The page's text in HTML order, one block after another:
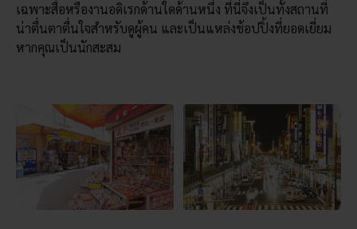
เฉพาะสื่อหรืองานอดิเรกด้านใดด้านหนึ่ง ที่นี่จึงเป็นทั้งสถานที่
น่าตื่นตาตื่นใจสำหรับดูผู้คน และเป็นแหล่งช้อปปิ้งที่ยอดเยี่ยม
หากคุณเป็นนักสะสม